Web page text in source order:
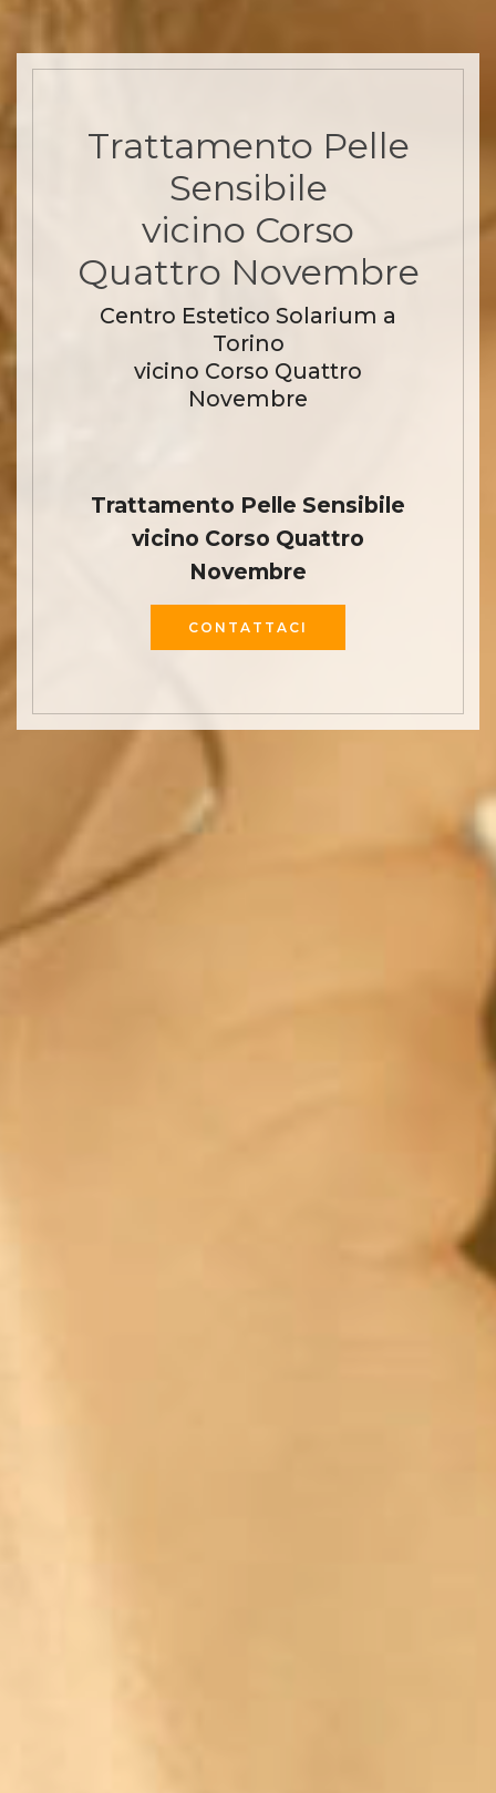
Trattamento Pelle
Sensibile
vicino Corso
Quattro Novembre
Centro Estetico Solarium a
Torino
vicino Corso Quattro
Novembre
Trattamento Pelle Sensibile
vicino Corso Quattro
Novembre
CONTATTACI